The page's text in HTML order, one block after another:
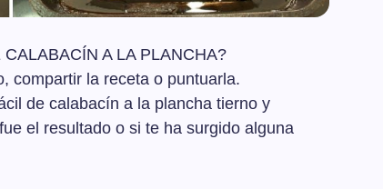
A LA PLANCHA?
compartir la receta o puntuarla.
de calabacín a la plancha tierno y
el resultado o si te ha surgido alguna